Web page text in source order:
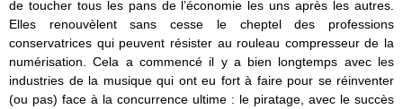
de toucher tous les pans de l’économie les uns après les autres.
Elles renouvèlent sans cesse le cheptel des professions
conservatrices qui peuvent résister au rouleau compresseur de la
numérisation. Cela a commencé il y a bien longtemps avec les
industries de la musique qui ont eu fort à faire pour se réinventer
(ou pas) face à la concurrence ultime : le piratage, avec le succès